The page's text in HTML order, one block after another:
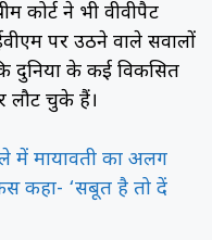
कोर्ट ने भी वीवीपैट
पर उठने वाले सवालों
दुनिया के कई विकसित
लौट चुके हैं।
में मायावती का अलग
कहा- ‘सबूत है तो दें